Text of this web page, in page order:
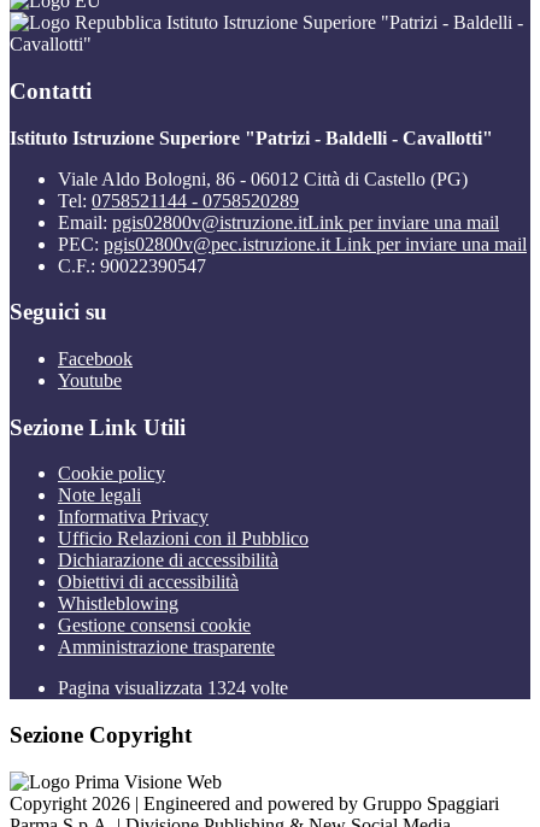
Istituto Istruzione Superiore "Patrizi - Baldelli -
Cavallotti"
Contatti
Istituto Istruzione Superiore "Patrizi - Baldelli - Cavallotti"
Viale Aldo Bologni, 86 - 06012 Città di Castello (PG)
Tel: 0758521144 - 0758520289
Email: pgis02800v@istruzione.itLink per inviare una mail
PEC: pgis02800v@pec.istruzione.it Link per inviare una mail
C.F.: 90022390547
Seguici su
Facebook
Youtube
Sezione Link Utili
Cookie policy
Note legali
Informativa Privacy
Ufficio Relazioni con il Pubblico
Dichiarazione di accessibilità
Obiettivi di accessibilità
Whistleblowing
Gestione consensi cookie
Amministrazione trasparente
Pagina visualizzata 1324 volte
Sezione Copyright
Copyright 2026 | Engineered and powered by Gruppo Spaggiari